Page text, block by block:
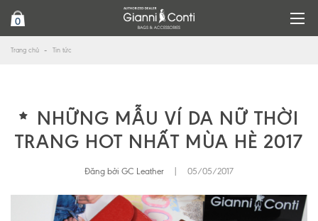
0
Trang chủ Tin tức
NHỮNG MẪU VÍ DA NỮ THỜI
TRANG HOT NHẤT MÙA HÈ 2017
Đăng bởi GC Leather 05/05/2017